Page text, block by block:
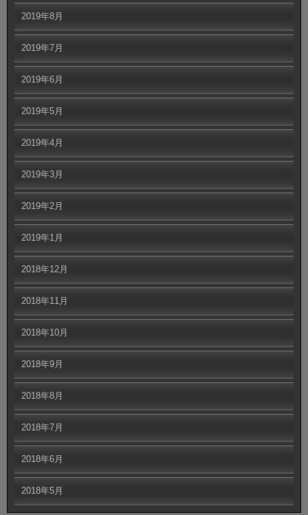
2019年8月
2019年7月
2019年6月
2019年5月
2019年4月
2019年3月
2019年2月
2019年1月
2018年12月
2018年11月
2018年10月
2018年9月
2018年8月
2018年7月
2018年6月
2018年5月